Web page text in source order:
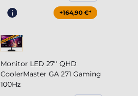
+164,90 €*
Monitor LED 27'' QHD
CoolerMaster GA 271 Gaming
100Hz